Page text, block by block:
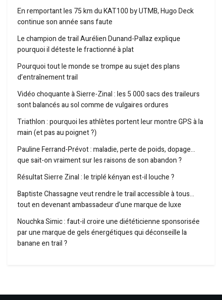
En remportant les 75 km du KAT100 by UTMB, Hugo Deck
continue son année sans faute
Le champion de trail Aurélien Dunand-Pallaz explique
pourquoi il déteste le fractionné à plat
Pourquoi tout le monde se trompe au sujet des plans
d’entraînement trail
Vidéo choquante à Sierre-Zinal : les 5 000 sacs des traileurs
sont balancés au sol comme de vulgaires ordures
Triathlon : pourquoi les athlètes portent leur montre GPS à la
main (et pas au poignet ?)
Pauline Ferrand-Prévot : maladie, perte de poids, dopage…
que sait-on vraiment sur les raisons de son abandon ?
Résultat Sierre Zinal : le triplé kényan est-il louche ?
Baptiste Chassagne veut rendre le trail accessible à tous…
tout en devenant ambassadeur d’une marque de luxe
Nouchka Simic : faut-il croire une diététicienne sponsorisée
par une marque de gels énergétiques qui déconseille la
banane en trail ?